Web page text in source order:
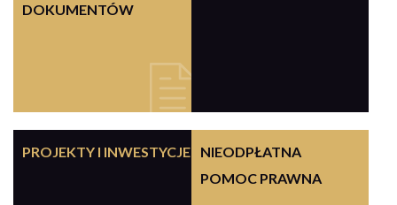
DOKUMENTÓW
PROJEKTY I INWESTYCJE
NIEODPŁATNA
POMOC PRAWNA